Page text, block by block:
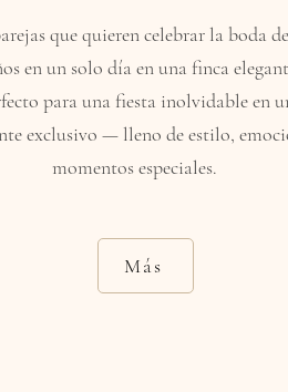
que quieren celebrar la boda
en un solo día en una finca
para una fiesta inolvidable en
exclusivo — lleno de estilo,
momentos especiales.
Más